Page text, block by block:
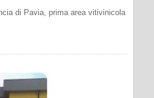
di Pavia, prima area vitivinicola